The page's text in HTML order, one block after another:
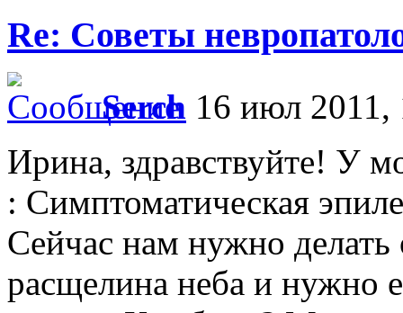
Re: Советы
Serch 16 июл 2011,
Ирина, здравствуйте! У
: Симптоматическая
Сейчас нам нужно
расщелина неба и нужно